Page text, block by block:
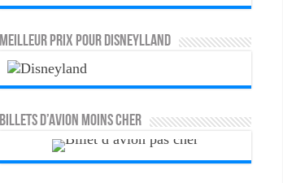
MEILLEUR PRIX POUR DISNEYLLAND
Billets d’avion moins cher